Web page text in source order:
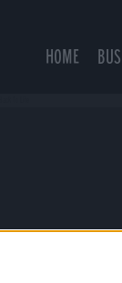
HOME